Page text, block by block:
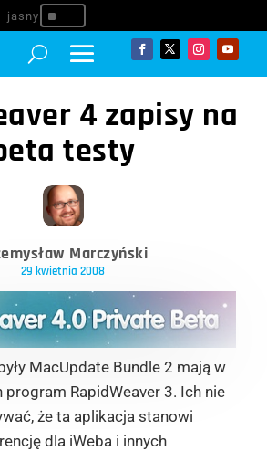
^
4 zapisy na
testy
Marczyński
29 kwietnia 2008
MacUpdate Bundle 2 mają w
RapidWeaver 3. Ich nie
że ta aplikacja stanowi
dla iWeba i innych